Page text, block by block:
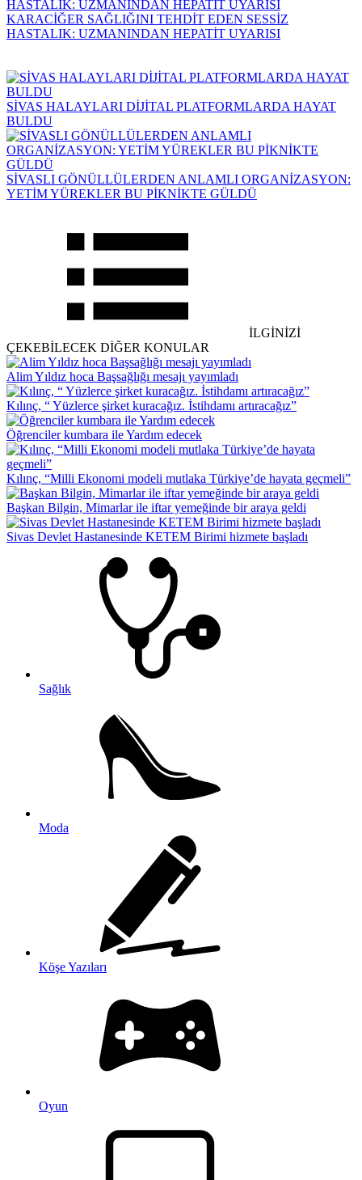
KARACİĞER SAĞLIĞINI TEHDİT EDEN SESSİZ
HASTALIK: UZMANINDAN HEPATİT UYARISI
SİVAS HALAYLARI DİJİTAL PLATFORMLARDA HAYAT
BULDU
SİVASLI GÖNÜLLÜLERDEN ANLAMLI ORGANİZASYON:
YETİM YÜREKLER BU PİKNİKTE GÜLDÜ
İLGİNİZİ
ÇEKEBİLECEK DİĞER KONULAR
Alim Yıldız hoca Başsağlığı mesajı yayımladı
Kılınç, “ Yüzlerce şirket kuracağız. İstihdamı artıracağız”
Öğrenciler kumbara ile Yardım edecek
Kılınç, “Milli Ekonomi modeli mutlaka Türkiye’de hayata geçmeli”
Başkan Bilgin, Mimarlar ile iftar yemeğinde bir araya geldi
Sivas Devlet Hastanesinde KETEM Birimi hizmete başladı
Sağlık
Moda
Köşe Yazıları
Oyun